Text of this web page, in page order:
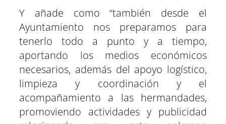
Y añade como “también desde el
Ayuntamiento nos preparamos para
tenerlo todo a punto y a tiempo,
aportando los medios económicos
necesarios, además del apoyo logístico,
limpieza y coordinación y el
acompañamiento a las hermandades,
promoviendo actividades y publicidad